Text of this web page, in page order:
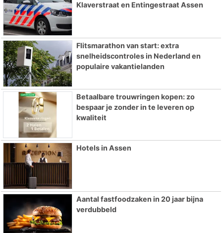
Klaverstraat en Entingestraat Assen
Flitsmarathon van start: extra
snelheidscontroles in Nederland en
populaire vakantielanden
Betaalbare trouwringen kopen: zo
bespaar je zonder in te leveren op
kwaliteit
Hotels in Assen
Aantal fastfoodzaken in 20 jaar bijna
verdubbeld